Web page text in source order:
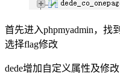
首先进入phpmyadmin，找
选择flag修改
dede增加自定义属性及修